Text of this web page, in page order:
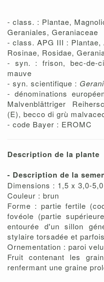
- class. : Plantae,
Geraniales, Geraniaceae
- class. APG III : Plantae,
Rosinae, Rosidae,
- syn. : frison, bec-de-
mauve
- syn. scientifique :
- dénominations
Malvenblättriger
(E), becco di grù
- code Bayer : EROMC
Description de la plante
- Description de la
Dimensions : 1,5 x 3,0-
Couleur : brun
Forme : partie fertile
fovéole (partie
entourée d'un sillon
stylaire torsadée et
Ornementation : paroi
Fruit contenant les
renfermant une graine